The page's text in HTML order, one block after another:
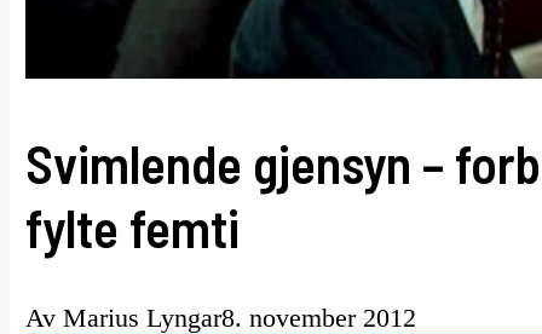
Svimlende gjensyn –
fylte femti
Av Marius Lyngar8. november 2012